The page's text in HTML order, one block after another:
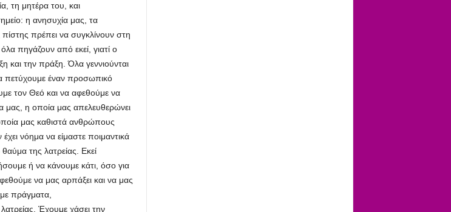
τη μητέρα του, και
η ανησυχία μας, τα
πρέπει να συγκλίνουν στη
πηγάζουν από εκεί, γιατί ο
και την πράξη. Όλα γεννιούνται
πετύχουμε έναν προσωπικό
τον Θεό και να αφεθούμε να
μας, η οποία μας απελευθερώνει
μας καθιστά ανθρώπους
νόημα να είμαστε ποιμαντικά
της λατρείας. Εκεί
ή να κάνουμε κάτι, όσο για
να μας αρπάξει και να μας
πράγματα,
Έχουμε χάσει την